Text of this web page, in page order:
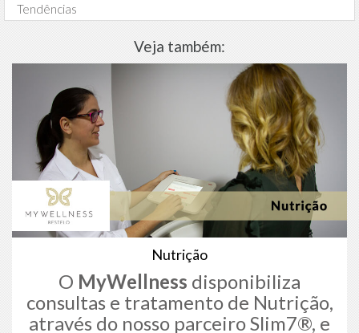
Tendências
Veja também:
Nutrição
O MyWellness disponibiliza
consultas e tratamento de Nutrição,
através do nosso parceiro Slim7®, e